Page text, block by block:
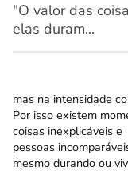
"O valor das
elas duram...
mas na intensidade
Por isso existem
coisas inexplicáveis e
pessoas
mesmo durando ou